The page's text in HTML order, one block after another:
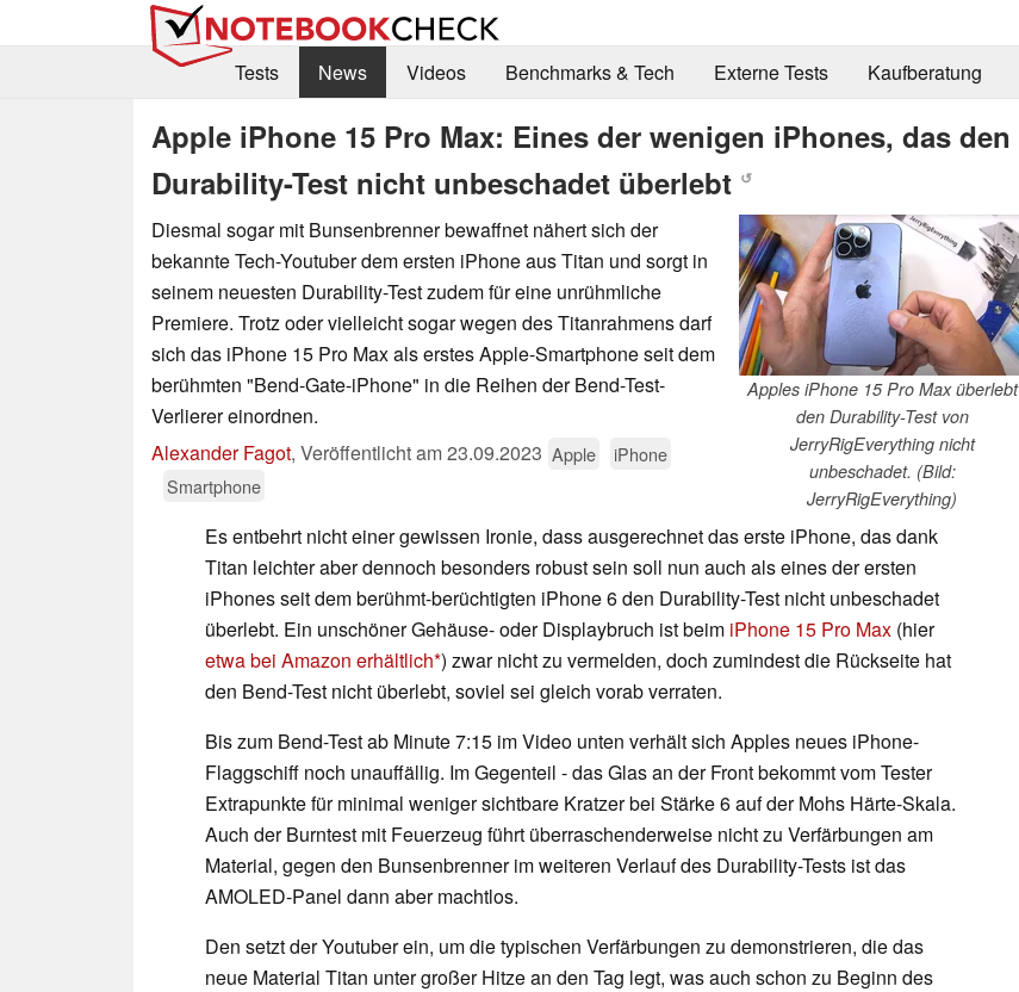
Tests
News Videos Benchmarks & Tech Externe Tests Kaufberatung
Apple iPhone 15 Pro Max: Eines der wenigen iPhones, das den
Durability-Test nicht unbeschadet überlebt ↺
Apples iPhone 15 Pro Max überlebt
den Durability-Test von
JerryRigEverything nicht
unbeschadet. (Bild:
JerryRigEverything)
Diesmal sogar mit Bunsenbrenner bewaffnet nähert sich der
bekannte Tech-Youtuber dem ersten iPhone aus Titan und sorgt in
seinem neuesten Durability-Test zudem für eine unrühmliche
Premiere. Trotz oder vielleicht sogar wegen des Titanrahmens darf
sich das iPhone 15 Pro Max als erstes Apple-Smartphone seit dem
berühmten "Bend-Gate-iPhone" in die Reihen der Bend-Test-
Verlierer einordnen.
Alexander Fagot, Veröffentlicht am23.09.2023 Apple
iPhone
Smartphone
Es entbehrt nicht einer gewissen Ironie, dass ausgerechnet das erste iPhone, das dank
Titan leichter aber dennoch besonders robust sein soll nun auch als eines der ersten
iPhones seit dem berühmt-berüchtigten iPhone 6 den Durability-Test nicht unbeschadet
überlebt. Ein unschöner Gehäuse- oder Displaybruch ist beim iPhone 15 Pro Max (hier
etwa bei Amazon erhältlich ) zwar nicht zu vermelden, doch zumindest die Rückseite hat
den Bend-Test nicht überlebt, soviel sei gleich vorab verraten.
Bis zum Bend-Test ab Minute 7:15 im Video unten verhält sich Apples neues iPhone-
Flaggschiff noch unauffällig. Im Gegenteil - das Glas an der Front bekommt vom Tester
Extrapunkte für minimal weniger sichtbare Kratzer bei Stärke 6 auf der Mohs Härte-Skala.
Auch der Burntest mit Feuerzeug führt überraschenderweise nicht zu Verfärbungen am
Material, gegen den Bunsenbrenner im weiteren Verlauf des Durability-Tests ist das
AMOLED-Panel dann aber machtlos.
Den setzt der Youtuber ein, um die typischen Verfärbungen zu demonstrieren, die das
neue Material Titan unter großer Hitze an den Tag legt, was auch schon zu Beginn des